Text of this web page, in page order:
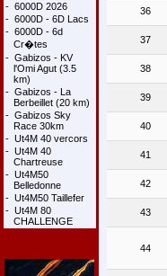
- 6000D 2026
- 6000D - 6D Lacs
- 6000D - 6d
Cr�tes
- Gabizos - KV
l'Omi Agut (3.5
km)
- Gabizos - La
Berbeillet (20 km)
- Gabizos Sky
Race 30km
- Ut4M 40 vercors
- Ut4M 40
Chartreuse
- Ut4M50
Belledonne
- Ut4M50 Taillefer
- Ut4M 80
CHALLENGE
36
37
38
39
40
41
42
43
44